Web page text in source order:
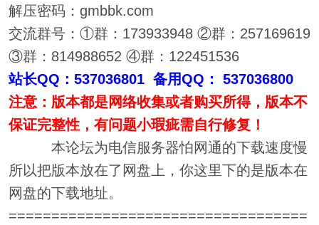
解压密码：gmbbk.com
交流群号：①群：173933948 ②群：257169619
③群：814988652 ④群：122451536
站长QQ：537036801 备用QQ： 537036800
注意：版本都是网络收集或者购买所得，版本不
保证完整性，有问题小瑕疵需自行修复！
本论坛为电信服务器怕网通的下载速度慢
所以把版本放在了网盘上，你这里下的是版本在
网盘的下载地址。
===================================